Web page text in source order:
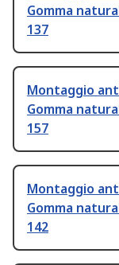
Gomma
137
Montaggio
Gomma
157
Montaggio
Gomma
142